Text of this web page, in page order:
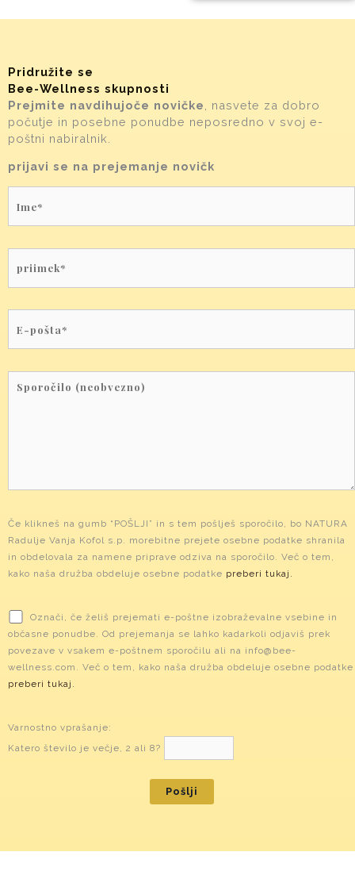
Pridružite se
Bee-Wellness skupnosti
Prejmite navdihujoče novičke
, nasvete za dobro
počutje in posebne ponudbe neposredno v svoj e-
poštni nabiralnik.
prijavi se na prejemanje novičk
Če klikneš na gumb “POŠLJI” in s tem pošlješ sporočilo, bo NATURA
Radulje Vanja Kofol s.p. morebitne prejete osebne podatke shranila
in obdelovala za namene priprave odziva na sporočilo. Več o tem,
kako naša družba obdeluje osebne podatke preberi tukaj.
Označi, če želiš prejemati e-poštne izobraževalne vsebine in
občasne ponudbe. Od prejemanja se lahko kadarkoli odjaviš prek
povezave v vsakem e-poštnem sporočilu ali na info@bee-
wellness.com. Več o tem, kako naša družba obdeluje osebne podatke
preberi tukaj.
Varnostno vprašanje:
Katero število je večje, 2 ali 8?